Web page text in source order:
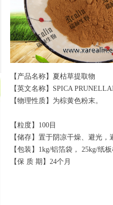
【产品名称】夏枯草提取物
【英文名称】SPICA
【物理性质】为棕黄色粉末。
【粒度】100目
【储存】置于阴凉干燥、避光，
【包装】1kg/铝箔袋， 25kg/纸
【保 质 期】24个月